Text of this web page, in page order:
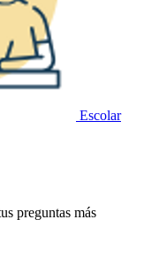
Escolar
preguntas más